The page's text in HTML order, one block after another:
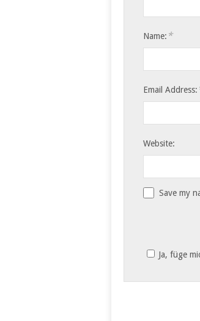
Name: *
Email Address:
Website:
Save my
Ja, füge